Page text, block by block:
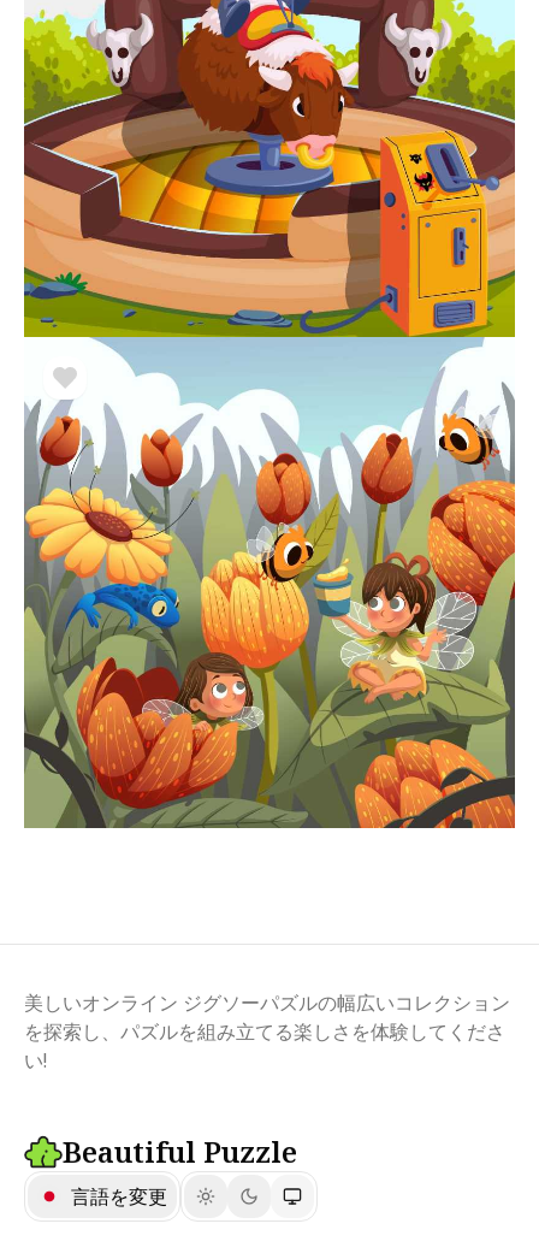
美しいオンライン ジグソーパズルの幅広いコレクション
を探索し、パズルを組み立てる楽しさを体験してくださ
い!
Beautiful Puzzle
言語を変更